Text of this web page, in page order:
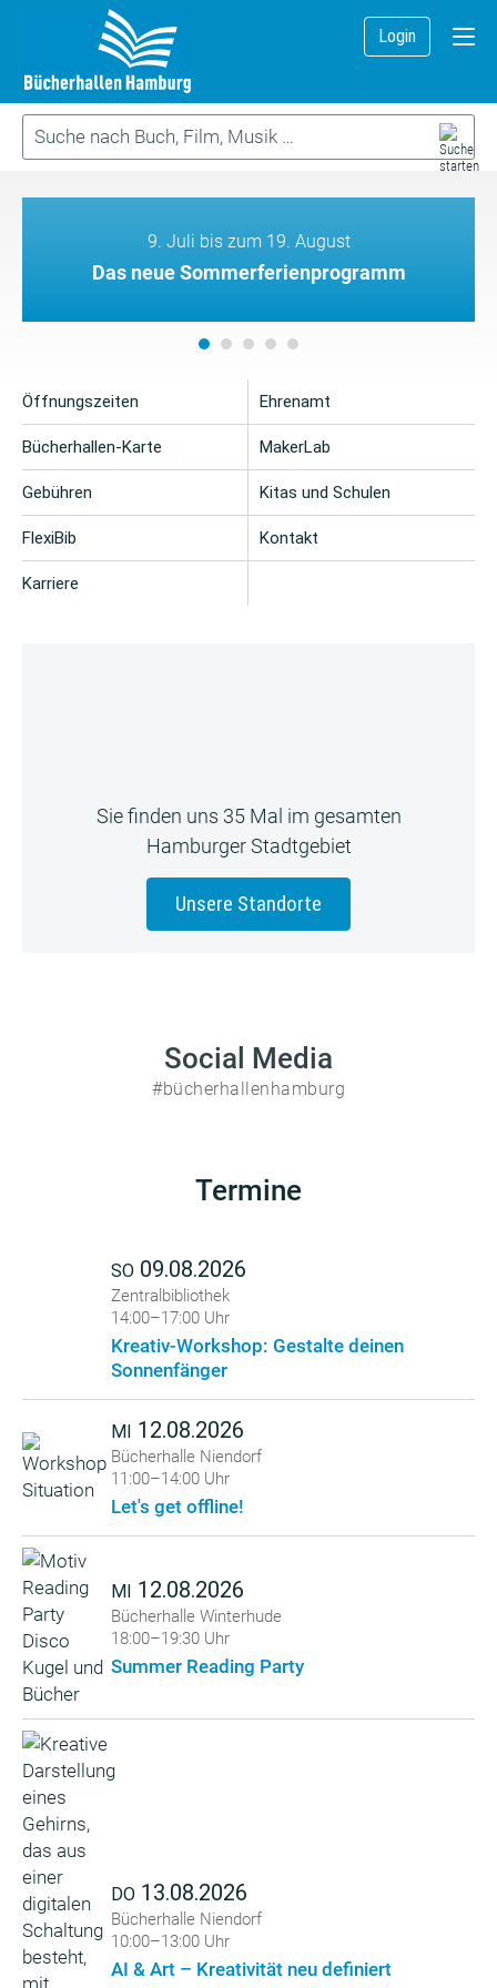
Login
9. Juli bis zum 19. August
Das neue Sommerferienprogramm
Öffnungszeiten
Bücherhallen-Karte
Gebühren
FlexiBib
Karriere
Ehrenamt
MakerLab
Kitas und Schulen
Kontakt
Sie finden uns 35 Mal im gesamten
Hamburger Stadtgebiet
Unsere Standorte
Social Media
#bücherhallenhamburg
Termine
SO 09.08.2026
Zentralbibliothek
14:00–17:00 Uhr
Kreativ-Workshop: Gestalte deinen
Sonnenfänger
MI 12.08.2026
Bücherhalle Niendorf
11:00–14:00 Uhr
Let's get offline!
MI 12.08.2026
Bücherhalle Winterhude
18:00–19:30 Uhr
Summer Reading Party
DO 13.08.2026
Bücherhalle Niendorf
10:00–13:00 Uhr
AI & Art – Kreativität neu definiert